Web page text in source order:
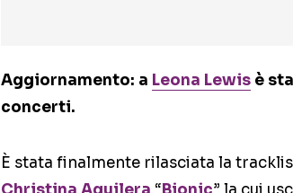
Aggiornamento: a Leona Lewis è
concerti.
È stata finalmente rilasciata la